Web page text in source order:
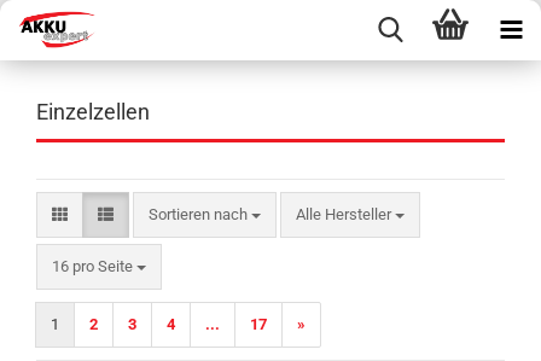
Einzelzellen
Sortieren nach
Sortieren nach Alle Hersteller
16 pro Seite
pro Seite
1 2 3 4 ... 17 »